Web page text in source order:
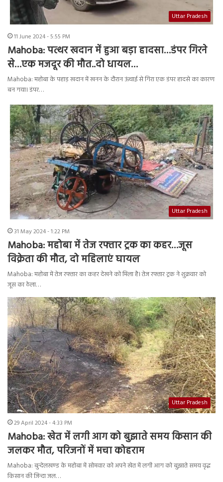
Uttar Pradesh
11 June 2024 - 5:55 PM
Mahoba: पत्थर खदान में हुआ बड़ा हादसा…डंपर गिरने
से…एक मजदूर की मौत..दो धायल…
Mahoba: महोबा के पहाड़ खदान में खनन के दौरान ऊंचाई से गिरा एक डंपर हादसे का कारण
बन गया। डंपर…
Uttar Pradesh
31 May 2024 - 1:22 PM
Mahoba: महोबा में तेज रफ्तार ट्रक का कहर…जूस
विक्रेता की मौत, दो महिलाएं घायल
Mahoba: महोबा में तेज रफ्तार का कहर देखने को मिला है। तेज रफ्तार ट्रक ने शुक्रवार को
जूस का ठेला…
Uttar Pradesh
29 April 2024 - 4:33 PM
Mahoba: खेत में लगी आग को बुझाते समय किसान की
जलकर मौत, परिजनों में मचा कोहराम
Mahoba: बुन्देलखण्ड के महोबा में सोमवार को अपने खेत में लगी आग को बुझाते समय वृद्ध
किसान की जिन्दा जल…